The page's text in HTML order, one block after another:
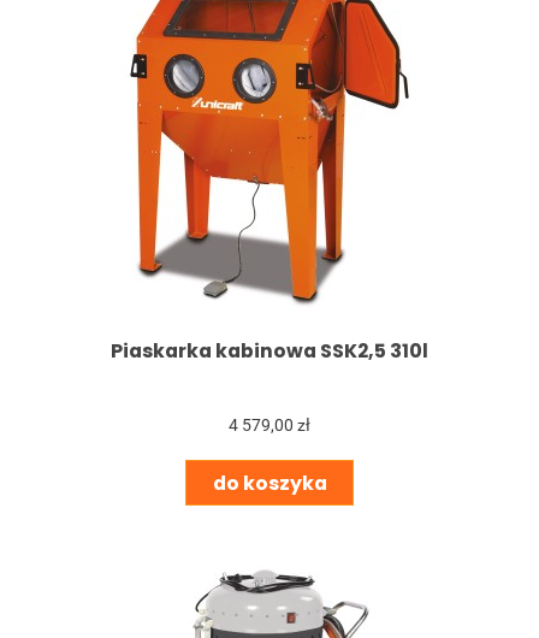
Piaskarka kabinowa SSK2,5 310l
4 579,00 zł
do koszyka